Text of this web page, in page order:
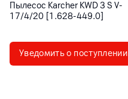
Пылесос Karcher KWD 3 S V-
17/4/20 [1.628-449.0]
Уведомить о поступлении